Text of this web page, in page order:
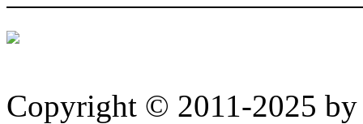
Copyright © 2011-2025